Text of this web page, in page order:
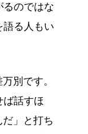
るのではな
語る人もい
別です。
ば話すほ
」と打ち